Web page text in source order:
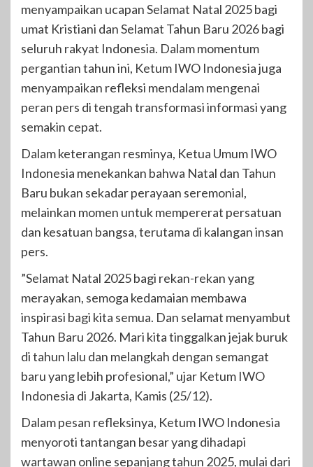
menyampaikan ucapan Selamat Natal 2025 bagi
umat Kristiani dan Selamat Tahun Baru 2026 bagi
seluruh rakyat Indonesia. Dalam momentum
pergantian tahun ini, Ketum IWO Indonesia juga
menyampaikan refleksi mendalam mengenai
peran pers di tengah transformasi informasi yang
semakin cepat.
​Dalam keterangan resminya, Ketua Umum IWO
Indonesia menekankan bahwa Natal dan Tahun
Baru bukan sekadar perayaan seremonial,
melainkan momen untuk mempererat persatuan
dan kesatuan bangsa, terutama di kalangan insan
pers.
​”Selamat Natal 2025 bagi rekan-rekan yang
merayakan, semoga kedamaian membawa
inspirasi bagi kita semua. Dan selamat menyambut
Tahun Baru 2026. Mari kita tinggalkan jejak buruk
di tahun lalu dan melangkah dengan semangat
baru yang lebih profesional,” ujar Ketum IWO
Indonesia di Jakarta, Kamis (25/12).
Dalam pesan refleksinya, Ketum IWO Indonesia
menyoroti tantangan besar yang dihadapi
wartawan online sepanjang tahun 2025, mulai dari